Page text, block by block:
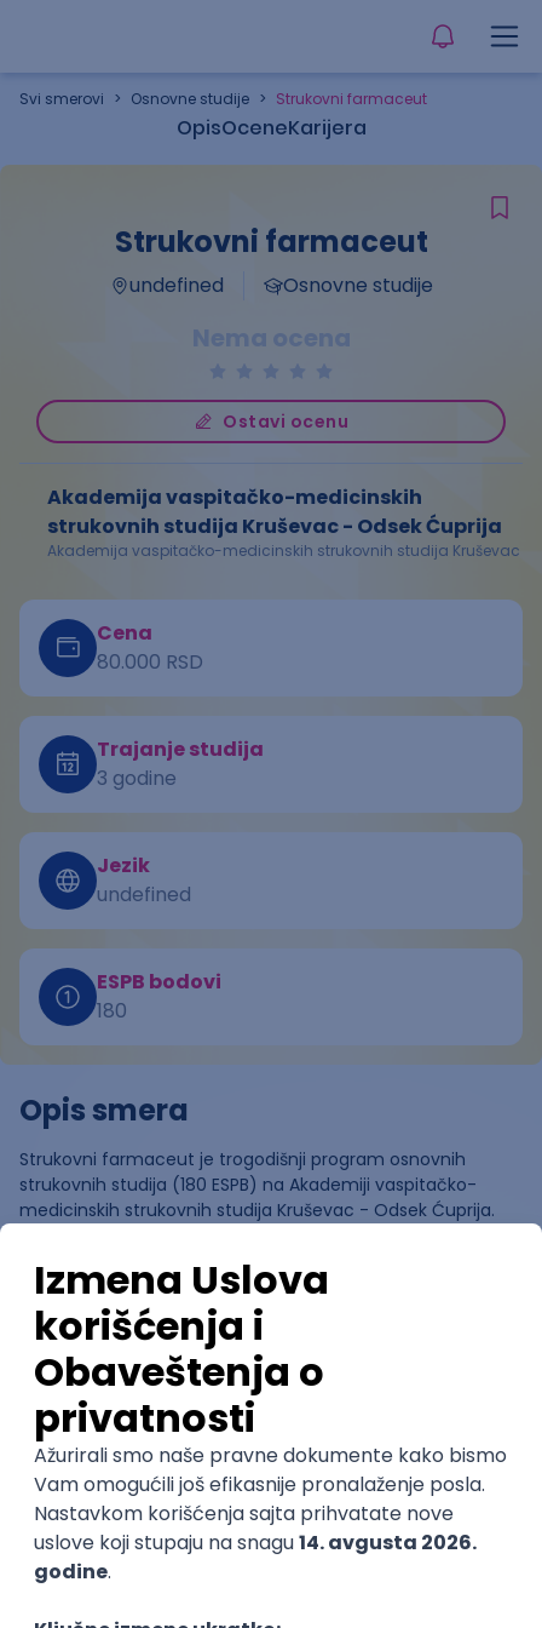
Svi smerovi > Osnovne studije > Strukovni farmaceut
OpisOceneKarijera
Strukovni farmaceut
undefined Osnovne studije
Nema ocena
Ostavi ocenu
Akademija vaspitačko-medicinskih
strukovnih studija Kruševac - Odsek Ćuprija
Akademija vaspitačko-medicinskih strukovnih studija Kruševac
Cena
80.000 RSD
Trajanje studija
3 godine
Jezik
undefined
ESPB bodovi
180
Opis smera
Strukovni farmaceut je trogodišnji program osnovnih
strukovnih studija (180 ESPB) na Akademiji vaspitačko-
medicinskih strukovnih studija Kruševac - Odsek Ćuprija.
Ocene
Pomozi nam da saznamo više o
ovom smeru
(0ocena)
Ostavi ocenu